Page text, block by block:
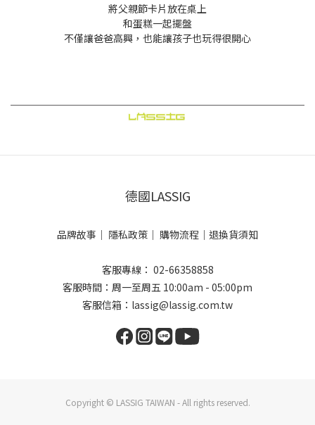
將父親節卡片放在桌上
和蛋糕一起擺盤
不僅讓爸爸高興，也能讓孩子也玩得很開心
德國LASSIG
品牌故事 ｜ 隱私政策 ｜ 購物流程 ｜ 退換貨須知
客服專線： 02-66358858
客服時間：周一至周五 10:00am - 05:00pm
客服信箱：lassig@lassig.com.tw
Copyright © LASSIG TAIWAN - All rights reserved.